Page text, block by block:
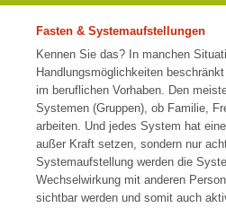
Fasten & Systemaufstellungen
Kennen Sie das? In manchen
Handlungsmöglichkeiten
im beruflichen Vorhaben. Den
Systemen (Gruppen), ob Familie,
arbeiten. Und jedes System hat
außer Kraft setzen, sondern nur
Systemaufstellung werden die
Wechselwirkung mit anderen
sichtbar werden und somit auch